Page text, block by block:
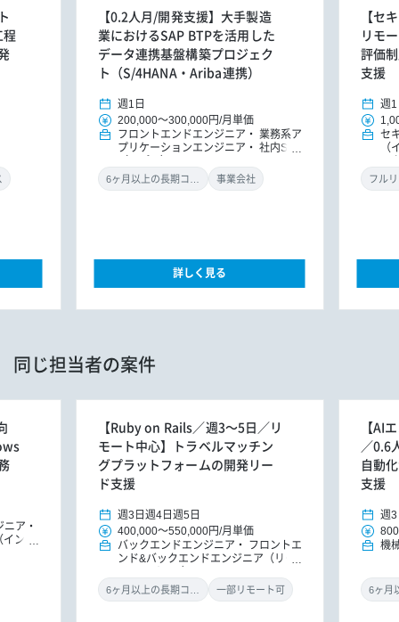
程
【0.2人月/開発支援】大手製造
業におけるSAP BTPを活用した
データ連携基盤構築プロジェク
ト（S/4HANA・Ariba連携）
週1日
200,000～300,000円/月単価
フロントエンドエンジニア
業務系ア
プリケーションエンジニア
社内SE
事業会社
詳しく見る
【セ
リモ
評価
支援
週1
セ
（
ン
フル
同じ担当者の案件
ニア
ンフ
【Ruby on Rails／週3～5日／リ
モート中心】トラベルマッチン
グプラットフォームの開発リー
ド支援
週3日 週4日 週5日
400,000～550,000円/月単価
バックエンドエンジニア
フロントエ
ンド&バックエンドエンジニア（リー
一部リモート可
【AI
／0.6
自動
支援
週3
機